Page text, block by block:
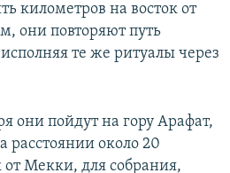
километров на восток от
они повторяют путь
те же ритуалы через
они пойдут на гору Арафат,
расстоянии около 20
от Мекки, для собрания,